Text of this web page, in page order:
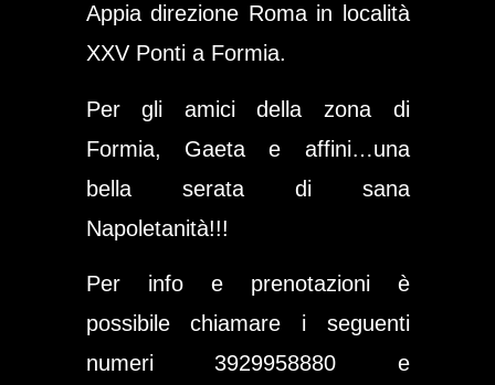
Appia direzione Roma in località
XXV Ponti a Formia.
Per gli amici della zona di
Formia, Gaeta e affini…una
bella serata di sana
Napoletanità!!!
Per info e prenotazioni è
possibile chiamare i seguenti
numeri 3929958880 e